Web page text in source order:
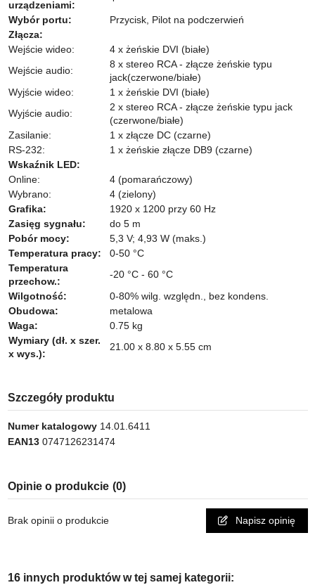
urządzeniami:
Wybór portu:
Przycisk, Pilot na podczerwień
Złącza:
Wejście wideo:
4 x żeńskie DVI (białe)
Wejście audio:
8 x stereo RCA - złącze żeńskie typu
jack(czerwone/białe)
Wyjście wideo:
1 x żeńskie DVI (białe)
Wyjście audio:
2 x stereo RCA - złącze żeńskie typu jack
(czerwone/białe)
Zasilanie:
1 x złącze DC (czarne)
RS-232:
1 x żeńskie złącze DB9 (czarne)
Wskaźnik LED:
Online:
4 (pomarańczowy)
Wybrano:
4 (zielony)
Grafika:
1920 x 1200 przy 60 Hz
Zasięg sygnału:
do 5 m
Pobór mocy:
5,3 V; 4,93 W (maks.)
Temperatura pracy:
0-50 °C
Temperatura
przechow.:
-20 °C - 60 °C
Wilgotność:
0-80% wilg. względn., bez kondens.
Obudowa:
metalowa
Waga:
0.75 kg
Wymiary (dł. x szer.
x wys.):
21.00 x 8.80 x 5.55 cm
Szczegóły produktu
Numer katalogowy 14.01.6411
EAN13 0747126231474
Opinie o produkcie (0)
Brak opinii o produkcie Napisz opinię
16 innych produktów w tej samej kategorii: